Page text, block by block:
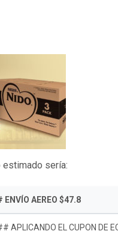
estimado sería:
AEREO $47.8
APLICANDO EL CUPON DE